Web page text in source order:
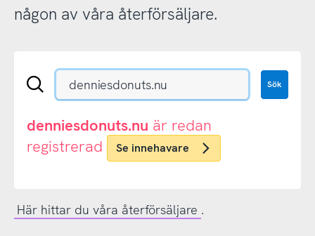
någon av våra återförsäljare.
Sök
eller
domän
Sök
denniesdonuts.nu är redan
registrerad
Se innehavare
Här hittar du våra återförsäljare .